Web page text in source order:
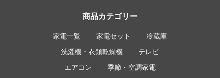
商品カテゴリー
家電一覧 家電セット
冷蔵庫
洗濯機・衣類乾燥機
テレビ
エアコン
季節・空調家電